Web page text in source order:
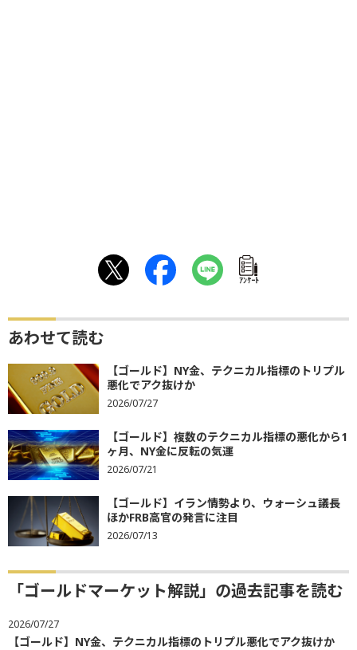
ｱﾝｹｰﾄ
あわせて読む
【ゴールド】NY金、テクニカル指標のトリプル
悪化でアク抜けか
2026/07/27
【ゴールド】複数のテクニカル指標の悪化から1
ヶ月、NY金に反転の気運
2026/07/21
【ゴールド】イラン情勢より、ウォーシュ議長
ほかFRB高官の発言に注目
2026/07/13
「ゴールドマーケット解説」の過去記事を読む
2026/07/27
【ゴールド】NY金、テクニカル指標のトリプル悪化でアク抜けか